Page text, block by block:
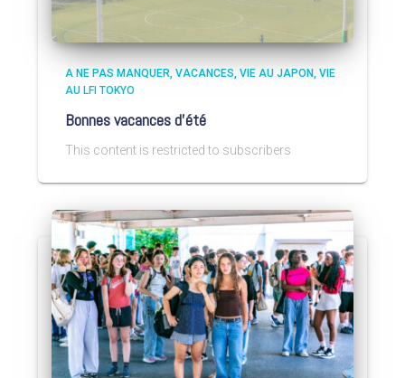
A NE PAS MANQUER VACANCES VIE AU JAPON VIE
AU LFI TOKYO
Bonnes vacances d’été
This content is restricted to subscribers